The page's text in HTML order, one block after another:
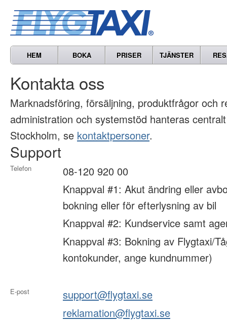
HEM BOKA PRISER TJÄNSTER
Kontakta oss
Marknads­föring, försäljning, produkt­frågor och
administration och systemstöd hanteras
Stockholm, se kontaktpersoner.
Support
Telefon
08-120 920 00
Knappval #1: Akut ändring eller
bokning eller för efterlysning av bil
Knappval #2: Kundservice samt
Knappval #3: Bokning av Flygtaxi/
kontokunder, ange kundnummer)
E-post
support@flygtaxi.se
reklamation@flygtaxi.se